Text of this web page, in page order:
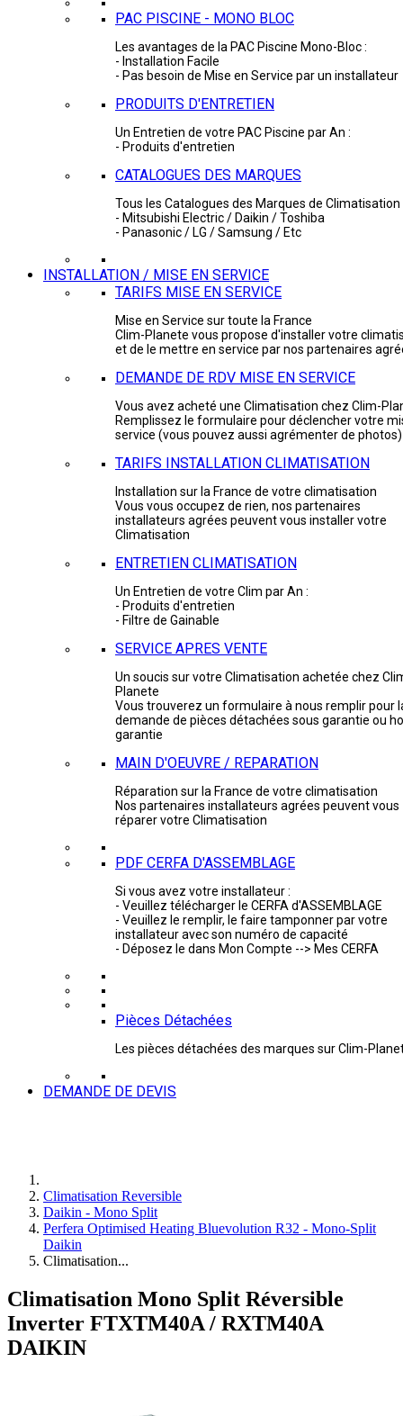
PAC PISCINE - MONO BLOC
Les avantages de la PAC Piscine Mono-Bloc :
- Installation Facile
- Pas besoin de Mise en Service par un installateur
PRODUITS D'ENTRETIEN
Un Entretien de votre PAC Piscine par An :
- Produits d'entretien
CATALOGUES DES MARQUES
Tous les Catalogues des Marques de Climatisation
- Mitsubishi Electric / Daikin / Toshiba
- Panasonic / LG / Samsung / Etc
INSTALLATION / MISE EN SERVICE
TARIFS MISE EN SERVICE
Mise en Service sur toute la France
Clim-Planete vous propose d'installer votre
et de le mettre en service par nos partenaires
DEMANDE DE RDV MISE EN SERVICE
Vous avez acheté une Climatisation chez Clim-
Remplissez le formulaire pour déclencher votre
service (vous pouvez aussi agrémenter de photos)
TARIFS INSTALLATION CLIMATISATION
Installation sur la France de votre climatisation
Vous vous occupez de rien, nos partenaires
installateurs agrées peuvent vous installer votre
Climatisation
ENTRETIEN CLIMATISATION
Un Entretien de votre Clim par An :
- Produits d'entretien
- Filtre de Gainable
SERVICE APRES VENTE
Un soucis sur votre Climatisation achetée chez
Planete
Vous trouverez un formulaire à nous remplir pour
demande de pièces détachées sous garantie ou
garantie
MAIN D'OEUVRE / REPARATION
Réparation sur la France de votre climatisation
Nos partenaires installateurs agrées peuvent vous
réparer votre Climatisation
PDF CERFA D'ASSEMBLAGE
Si vous avez votre installateur :
- Veuillez télécharger le CERFA d'ASSEMBLAGE
- Veuillez le remplir, le faire tamponner par votre
installateur avec son numéro de capacité
- Déposez le dans Mon Compte --> Mes CERFA
Pièces Détachées
Les pièces détachées des marques sur Clim-
DEMANDE DE DEVIS
Climatisation Reversible
Daikin - Mono Split
Perfera Optimised Heating Bluevolution R32 - Mono-Split
Daikin
Climatisation...
Climatisation Mono Split Réversible
Inverter FTXTM40A / RXTM40A
DAIKIN